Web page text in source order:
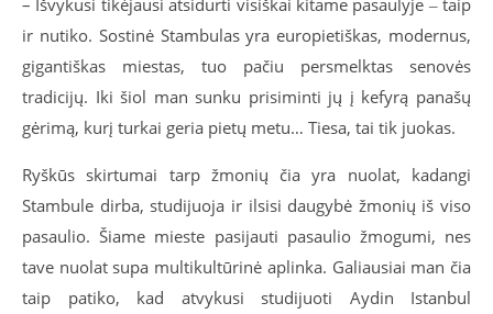
ir nutiko. Sostinė Stambulas yra europietiškas, modernus,
gigantiškas miestas, tuo pačiu persmelktas senovės
tradicijų. Iki šiol man sunku prisiminti jų į kefyrą panašų
gėrimą, kurį turkai geria pietų metu… Tiesa, tai tik juokas.
Ryškūs skirtumai tarp žmonių čia yra nuolat, kadangi
Stambule dirba, studijuoja ir ilsisi daugybė žmonių iš viso
pasaulio. Šiame mieste pasijauti pasaulio žmogumi, nes
tave nuolat supa multikultūrinė aplinka. Galiausiai man čia
taip patiko, kad atvykusi studijuoti Aydin Istanbul